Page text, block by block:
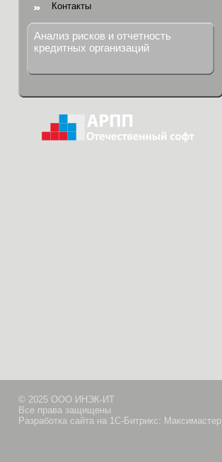
Контакты
Анализ рисков и отчетность
кредитных организаций
© 2025 ООО ИНЭК-ИТ
Все права защищены
Разработка сайта на 1С-Битрикс: Максимастер